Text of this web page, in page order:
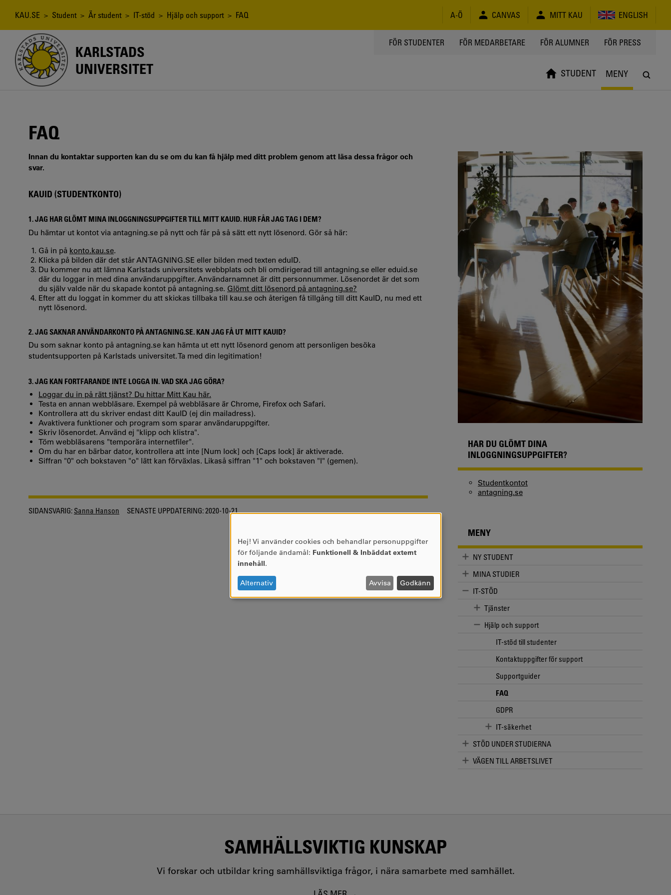
Länkstig
KAU.SE > Student > Är student > IT-stöd > Hjälp och support > FAQ A-Ö CANVAS MITT KAU ENGLISH
KARLSTADS
UNIVERSITET
TOPPMENY
FÖR STUDENTER FÖR MEDARBETARE FÖR ALUMNER FÖR PRESS
STUDENT MENY
FAQ
Innan du kontaktar supporten kan du se om du kan få hjälp med ditt problem genom att läsa dessa frågor och
svar.
KAUID (STUDENTKONTO)
1. JAG HAR GLÖMT MINA INLOGGNINGSUPPGIFTER TILL MITT KAUID. HUR FÅR JAG TAG I DEM?
Du hämtar ut kontot via antagning.se på nytt och får på så sätt ett nytt lösenord. Gör så här:
Gå in på konto.kau.se.
Klicka på bilden där det står ANTAGNING.SE eller bilden med texten eduID.
Du kommer nu att lämna Karlstads universitets webbplats och bli omdirigerad till antagning.se eller eduid.se
där du loggar in med dina användaruppgifter. Användarnamnet är ditt personnummer. Lösenordet är det som
du själv valde när du skapade kontot på antagning.se. Glömt ditt lösenord på antagning.se?
Efter att du loggat in kommer du att skickas tillbaka till kau.se och återigen få tillgång till ditt KauID, nu med ett
nytt lösenord.
2. JAG SAKNAR ANVÄNDARKONTO PÅ ANTAGNING.SE. KAN JAG FÅ UT MITT KAUID?
Du som saknar konto på antagning.se kan hämta ut ett nytt lösenord genom att personligen besöka
studentsupporten på Karlstads universitet. Ta med din legitimation!
3. JAG KAN FORTFARANDE INTE LOGGA IN. VAD SKA JAG GÖRA?
Loggar du in på rätt tjänst? Du hittar Mitt Kau här.
Testa en annan webbläsare. Exempel på webbläsare är Chrome, Firefox och Safari.
Kontrollera att du skriver endast ditt KauID (ej din mailadress).
Avaktivera funktioner och program som sparar användaruppgifter.
Skriv lösenordet. Använd ej "klipp och klistra".
Töm webbläsarens "temporära internetfiler".
Om du har en bärbar dator, kontrollera att inte [Num lock] och [Caps lock] är aktiverade.
Siffran "0" och bokstaven "o" lätt kan förväxlas. Likaså siffran "1" och bokstaven "l" (gemen).
SIDANSVARIG: Sanna Hanson SENASTE UPPDATERING:2020-10-21
HAR DU GLÖMT DINA
INLOGGNINGSUPPGIFTER?
Studentkontot
antagning.se
MENY
NY STUDENT
MINA STUDIER
IT-STÖD
Tjänster
Hjälp och support
IT-stöd till studenter
Kontaktuppgifter för support
Supportguider
FAQ
GDPR
IT-säkerhet
STÖD UNDER STUDIERNA
VÄGEN TILL ARBETSLIVET
SAMHÄLLSVIKTIG KUNSKAP
Vi forskar och utbildar kring samhällsviktiga frågor, i nära samarbete med samhället.
ANVÄNDNING
AV
OCH
COOKIES
Hej! Vi använder cookies och behandlar personuppgifter
för följande ändamål: Funktionell & Inbäddat externt
innehåll.
Alternativ Avvisa Godkänn